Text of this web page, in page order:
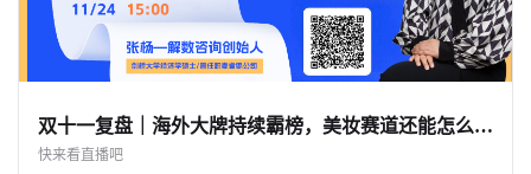
双十一复盘｜海外大牌持续霸榜，美妆赛道还能怎么玩？-杭州知衣科技
快来看直播吧